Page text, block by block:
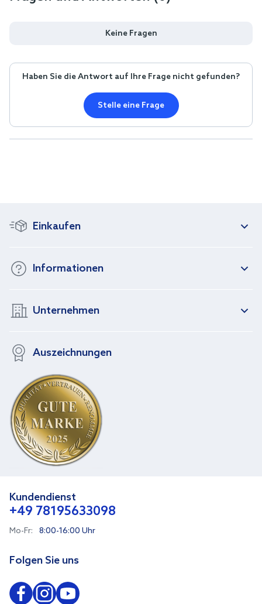
Keine Fragen
Haben Sie die Antwort auf Ihre Frage nicht gefunden?
Stelle eine Frage
Einkaufen
Informationen
Unternehmen
Auszeichnungen
Kundendienst
+49 78195633098
Mo-Fr: 8:00-16:00 Uhr
Folgen Sie uns